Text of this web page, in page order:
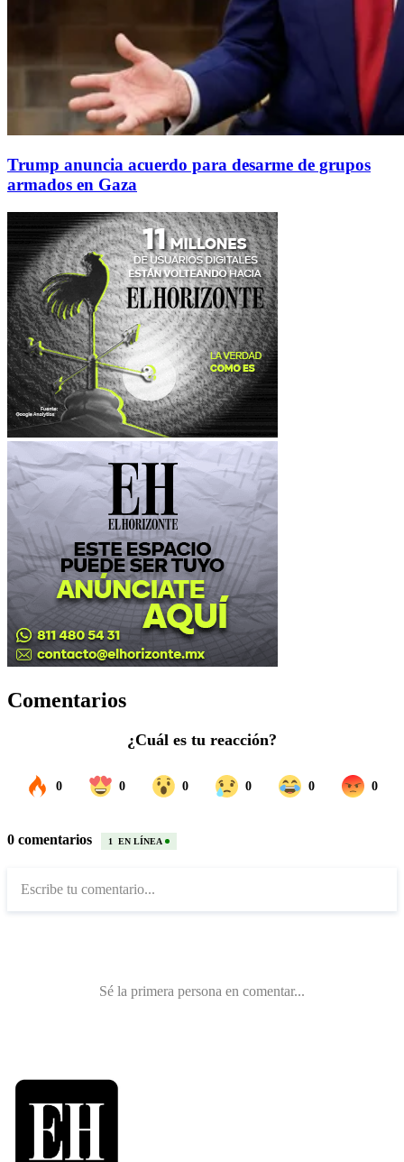
Trump anuncia acuerdo para desarme de grupos
armados en Gaza
Comentarios